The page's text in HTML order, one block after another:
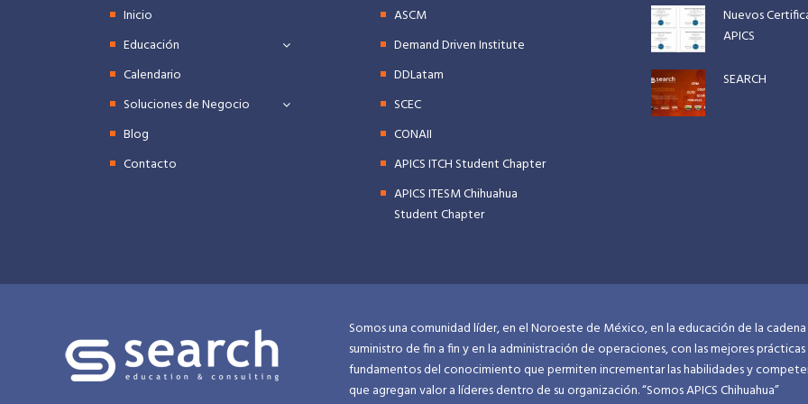
Inicio
Educación
Calendario
Soluciones de Negocio
Blog
Contacto
ASCM
Demand Driven Institute
DDLatam
SCEC
CONAII
APICS ITCH Student Chapter
APICS ITESM Chihuahua
Student Chapter
Nuevos
APICS
SEARCH
Somos una comunidad líder, en el Noroeste de México, en la educación de la
suministro de fin a fin y en la administración de operaciones, con las mejores
fundamentos del conocimiento que permiten incrementar las habilidades y
que agregan valor a líderes dentro de su organización. “Somos APICS Chihuahua”